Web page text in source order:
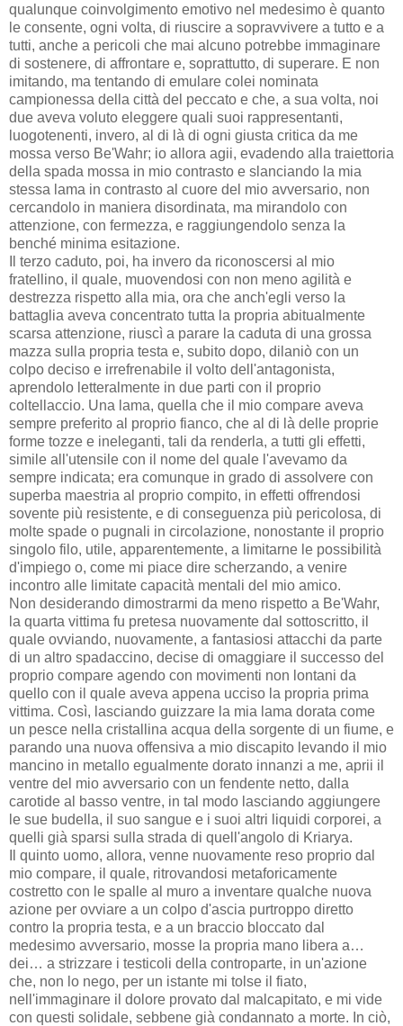
qualunque coinvolgimento emotivo nel medesimo è quanto
le consente, ogni volta, di riuscire a sopravvivere a tutto e a
tutti, anche a pericoli che mai alcuno potrebbe immaginare
di sostenere, di affrontare e, soprattutto, di superare. E non
imitando, ma tentando di emulare colei nominata
campionessa della città del peccato e che, a sua volta, noi
due aveva voluto eleggere quali suoi rappresentanti,
luogotenenti, invero, al di là di ogni giusta critica da me
mossa verso Be'Wahr; io allora agii, evadendo alla traiettoria
della spada mossa in mio contrasto e slanciando la mia
stessa lama in contrasto al cuore del mio avversario, non
cercandolo in maniera disordinata, ma mirandolo con
attenzione, con fermezza, e raggiungendolo senza la
benché minima esitazione.
Il terzo caduto, poi, ha invero da riconoscersi al mio
fratellino, il quale, muovendosi con non meno agilità e
destrezza rispetto alla mia, ora che anch'egli verso la
battaglia aveva concentrato tutta la propria abitualmente
scarsa attenzione, riuscì a parare la caduta di una grossa
mazza sulla propria testa e, subito dopo, dilaniò con un
colpo deciso e irrefrenabile il volto dell'antagonista,
aprendolo letteralmente in due parti con il proprio
coltellaccio. Una lama, quella che il mio compare aveva
sempre preferito al proprio fianco, che al di là delle proprie
forme tozze e ineleganti, tali da renderla, a tutti gli effetti,
simile all'utensile con il nome del quale l'avevamo da
sempre indicata; era comunque in grado di assolvere con
superba maestria al proprio compito, in effetti offrendosi
sovente più resistente, e di conseguenza più pericolosa, di
molte spade o pugnali in circolazione, nonostante il proprio
singolo filo, utile, apparentemente, a limitarne le possibilità
d'impiego o, come mi piace dire scherzando, a venire
incontro alle limitate capacità mentali del mio amico.
Non desiderando dimostrarmi da meno rispetto a Be'Wahr,
la quarta vittima fu pretesa nuovamente dal sottoscritto, il
quale ovviando, nuovamente, a fantasiosi attacchi da parte
di un altro spadaccino, decise di omaggiare il successo del
proprio compare agendo con movimenti non lontani da
quello con il quale aveva appena ucciso la propria prima
vittima. Così, lasciando guizzare la mia lama dorata come
un pesce nella cristallina acqua della sorgente di un fiume, e
parando una nuova offensiva a mio discapito levando il mio
mancino in metallo egualmente dorato innanzi a me, aprii il
ventre del mio avversario con un fendente netto, dalla
carotide al basso ventre, in tal modo lasciando aggiungere
le sue budella, il suo sangue e i suoi altri liquidi corporei, a
quelli già sparsi sulla strada di quell'angolo di Kriarya.
Il quinto uomo, allora, venne nuovamente reso proprio dal
mio compare, il quale, ritrovandosi metaforicamente
costretto con le spalle al muro a inventare qualche nuova
azione per ovviare a un colpo d'ascia purtroppo diretto
contro la propria testa, e a un braccio bloccato dal
medesimo avversario, mosse la propria mano libera a…
dei… a strizzare i testicoli della controparte, in un'azione
che, non lo nego, per un istante mi tolse il fiato,
nell'immaginare il dolore provato dal malcapitato, e mi vide
con questi solidale, sebbene già condannato a morte. In ciò,